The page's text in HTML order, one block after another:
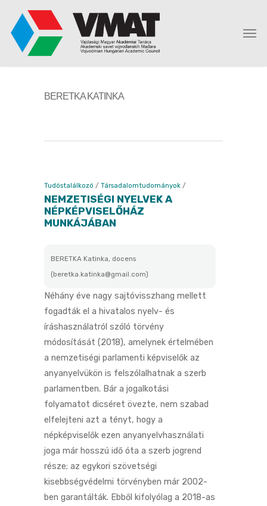
BERETKA KATINKA
Tudóstalálkozó / Társadalomtudományok /
NEMZETISÉGI NYELVEK A
NÉPKÉPVISELŐHÁZ
MUNKÁJÁBAN
BERETKA Katinka, docens
(beretka.katinka@gmail.com)
Néhány éve nagy sajtóvisszhang mellett
fogadták el a hivatalos nyelv- és
íráshasználatról szóló törvény
módosítását (2018), amelynek értelmében
a nemzetiségi parlamenti képviselők az
anyanyelvükön is felszólalhatnak a szerb
parlamentben. Bár a jogalkotási
folyamatot dicséret övezte, nem szabad
elfelejteni azt a tényt, hogy a
népképviselők ezen anyanyelvhasználati
joga már hosszú idő óta a szerb jogrend
része; az egykori szövetségi
kisebbségvédelmi törvényben már 2002-
ben garantálták. Ebből kifolyólag a 2018-as